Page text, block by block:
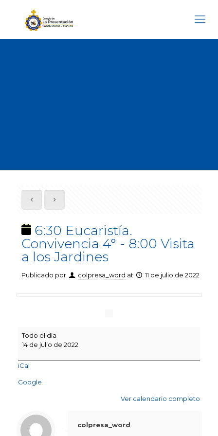
6:30 Eucaristía.
Convivencia 4° - 8:00 Visita
a los Jardines
Publicado por colpresa_word at 11 de julio de 2022
Eucaristía.
Convivencia
-
Visita
Jardines
Todo el día
14 de julio de 2022
iCal
Google
Ver calendario completo
colpresa_word